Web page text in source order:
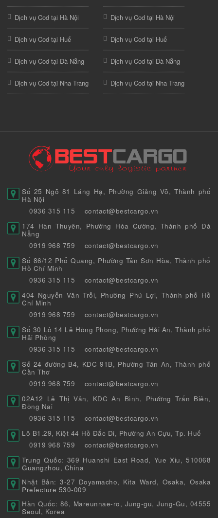
Dịch vụ Cod tại Hà Nội
Dịch vụ Cod tại Huế
Dịch vụ Cod tại Đà Nẵng
Dịch vụ Cod tại Nha Trang
Dịch vụ Cod tại Hà Nội
Dịch vụ Cod tại Huế
Dịch vụ Cod tại Đà Nẵng
Dịch vụ Cod tại Nha Trang
Số 25 Ngõ 81 Láng Hạ, Phường Giảng Võ, Thành phố
Hà Nội
0936 315 115
contact@bestcargo.vn
174 Hàn Thuyên, Phường Hòa Cường, Thành phố Đà
Nẵng
0919 968 759
contact@bestcargo.vn
Số 86/12 Phổ Quang, Phường Tân Sơn Hòa, Thành phố
Hồ Chí Minh
0936 315 115
contact@bestcargo.vn
404 Nguyễn Văn Trỗi, Phường Phú Lợi, Thành phố Hồ
Chí Minh
0919 968 759
contact@bestcargo.vn
Số 30 Lô 14 Lê Hồng Phong, Phường Hải An, Thành phố
Hải Phòng
0936 315 115
contact@bestcargo.vn
Số 24 đường B4, KDC 91B, Phường Tân An, Thành phố
Cần Thơ
0919 968 759
contact@bestcargo.vn
02A12 Lê Thị Vân, KDC An Bình, Phường Trấn Biên,
Đồng Nai
0936 315 115
contact@bestcargo.vn
Lô B1.29, Kiệt 44 Hồ Đắc Di, Phường An Cựu, Tp. Huế
0919 968 759
contact@bestcargo.vn
Trung Quốc: 369 Huanshi East Road, Yue Xiu, 510068
Guangzhou, China
Nhật Bản: 3-27 Doyamacho, Kita Ward, Osaka, Osaka
Prefecture 530-009
Hàn Quốc: 86, Mareunnae-ro, Jung-gu, Jung-Gu, 04555
Seoul, Korea